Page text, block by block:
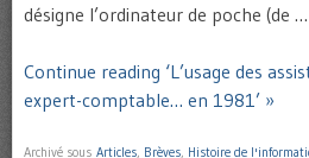
désigne l’ordinateur de poche (de …
Continue reading ‘L’usage des
expert-comptable… en 1981’ »
Archivé sous Articles, Brèves, Histoire de